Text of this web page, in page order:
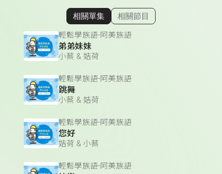
顯示相關單集
相關單集 相關節目
輕鬆學族語-阿美族語
弟弟妹妹
小蔡 & 姞荷
輕鬆學族語-阿美族語
跳舞
小蔡 & 姞荷
輕鬆學族語-阿美族語
您好
姞荷 & 小蔡
輕鬆學族語-阿美族語